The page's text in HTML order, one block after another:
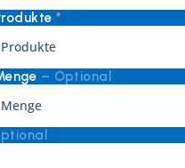
*
– Optional